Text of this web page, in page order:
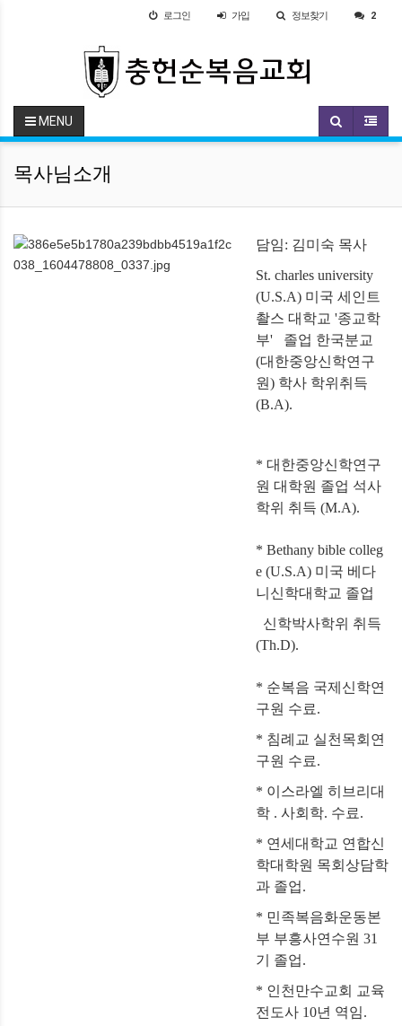
로그인 가입 정보찾기 2
MENU
목사님소개
담임: 김미숙 목사
St. charles university
(U.S.A) 미국 세인트
촬스 대학교 '종교학
부' 졸업 한국분교
(대한중앙신학연구
원) 학사 학위취득
(B.A).
* 대한중앙신학연구
원 대학원 졸업 석사
학위 취득 (M.A).
* Bethany bible colleg
e (U.S.A) 미국 베다
니신학대학교 졸업
신학박사학위 취득
(Th.D).
* 순복음 국제신학연
구원 수료.
* 침례교 실천목회연
구원 수료.
* 이스라엘 히브리대
학 . 사회학. 수료.
* 연세대학교 연합신
학대학원 목회상담학
과 졸업.
* 민족복음화운동본
부 부흥사연수원 31
기 졸업.
* 인천만수교회 교육
전도사 10년 역임.